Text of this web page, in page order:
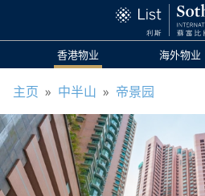
香港物业 海外物业
主页 » 中半山 » 帝景园